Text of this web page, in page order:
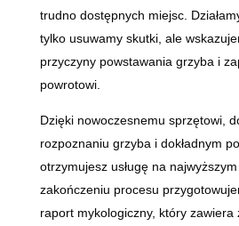
trudno dostępnych miejsc.
tylko usuwamy skutki, ale
przyczyny powstawania grzyba i
powrotowi.
Dzięki nowoczesnemu sprzętowi,
rozpoznaniu grzyba i dokładnym
otrzymujesz usługę na
zakończeniu procesu
raport mykologiczny, który zawiera